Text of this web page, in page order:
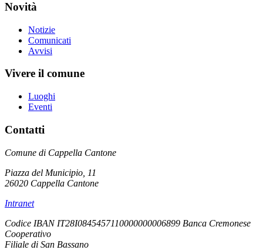
Novità
Notizie
Comunicati
Avvisi
Vivere il comune
Luoghi
Eventi
Contatti
Comune di Cappella Cantone
Piazza del Municipio, 11
26020 Cappella Cantone
Intranet
Codice IBAN IT28I0845457110000000006899 Banca Cremonese
Cooperativo
Filiale di San Bassano